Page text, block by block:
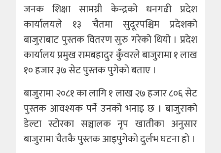
जनक शिक्षा सामग्री केन्द्रको धनगढी प्रदेश
कार्यालयले १३ चैतमा सुदूरपश्चिम प्रदेशको
बाजुराबाट पुस्तक वितरण सुरु गरेको थियो । प्रदेश
कार्यालय प्रमुख रामबहादुर कुँवरले बाजुरामा १ लाख
१० हजार ३७ सेट पुस्तक पुगेको बताए ।
बाजुरामा २०८१ का लागि १ लाख २७ हजार ८०६ सेट
पुस्तक आवश्यक पर्ने उनको भनाइ छ । बाजुराको
डेल्टा स्टोरका सञ्चालक नृप खातीका अनुसार
बाजुरामा चैतकै पुस्तक आइपुगेको दुर्लभ घटना हो ।